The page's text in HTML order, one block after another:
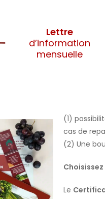
Lettre
d’information
mensuelle
(1)
cas de
(2) Une
Le